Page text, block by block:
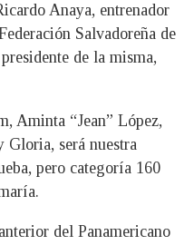
Anaya, entrenador
Salvadoreña de
de la misma,
Aminta “Jean” López,
Gloria, será nuestra
pero categoría 160
del Panamericano